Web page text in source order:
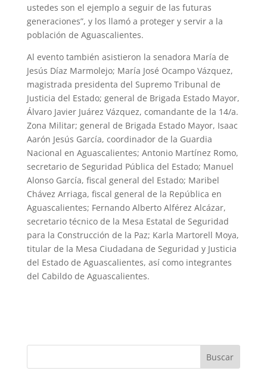
ustedes son el ejemplo a seguir de las futuras
generaciones”, y los llamó a proteger y servir a la
población de Aguascalientes.
Al evento también asistieron la senadora María de
Jesús Díaz Marmolejo; María José Ocampo Vázquez,
magistrada presidenta del Supremo Tribunal de
Justicia del Estado; general de Brigada Estado Mayor,
Álvaro Javier Juárez Vázquez, comandante de la 14/a.
Zona Militar; general de Brigada Estado Mayor, Isaac
Aarón Jesús García, coordinador de la Guardia
Nacional en Aguascalientes; Antonio Martínez Romo,
secretario de Seguridad Pública del Estado; Manuel
Alonso García, fiscal general del Estado; Maribel
Chávez Arriaga, fiscal general de la República en
Aguascalientes; Fernando Alberto Alférez Alcázar,
secretario técnico de la Mesa Estatal de Seguridad
para la Construcción de la Paz; Karla Martorell Moya,
titular de la Mesa Ciudadana de Seguridad y Justicia
del Estado de Aguascalientes, así como integrantes
del Cabildo de Aguascalientes.
Buscar